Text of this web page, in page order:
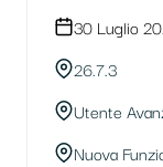
30 Luglio
26.7.3
Utente
Nuova